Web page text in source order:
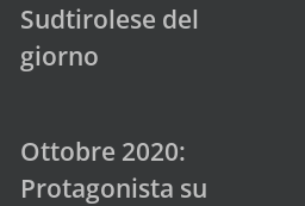
Sudtirolese del
giorno
Ottobre 2020:
Protagonista su